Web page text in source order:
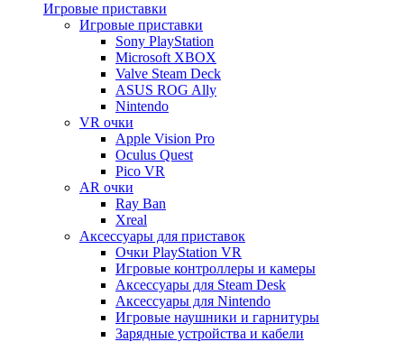
Игровые приставки
Игровые приставки
Sony PlayStation
Microsoft XBOX
Valve Steam Deck
ASUS ROG Ally
Nintendo
VR очки
Apple Vision Pro
Oculus Quest
Pico VR
AR очки
Ray Ban
Xreal
Аксессуары для приставок
Очки PlayStation VR
Игровые контроллеры и камеры
Аксессуары для Steam Desk
Аксессуары для Nintendo
Игровые наушники и гарнитуры
Зарядные устройства и кабели